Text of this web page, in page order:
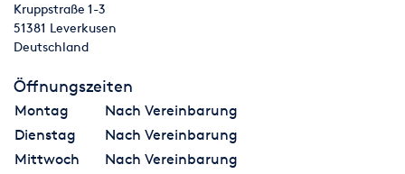
Kruppstraße 1-3
51381 Leverkusen
Deutschland
Öffnungszeiten
Montag
Nach Vereinbarung
Dienstag
Nach Vereinbarung
Mittwoch
Nach Vereinbarung